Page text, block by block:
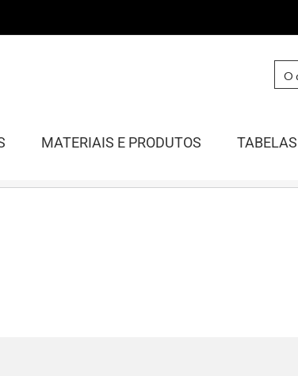
MATERIAIS E PRODUTOS TABELAS